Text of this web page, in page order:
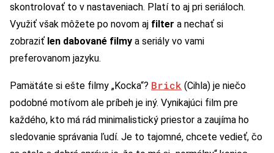
skontrolovať to v nastaveniach. Platí to aj pri seriáloch.
Využiť však môžete po novom aj filter a nechať si
zobraziť len dabované filmy a seriály vo vami
preferovanom jazyku.
Pamätáte si ešte filmy „Kocka“? Brick (Cihla) je niečo
podobné motívom ale príbeh je iný. Vynikajúci film pre
každého, kto má rád minimalistický priestor a zaujíma ho
sledovanie správania ľudí. Je to tajomné, chcete vedieť, čo